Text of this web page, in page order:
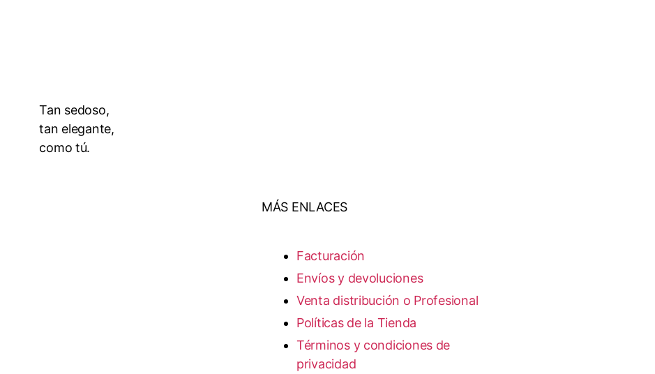
Tan sedoso,
tan elegante,
como tú.
MÁS ENLACES
Facturación
Envíos y devoluciones
Venta distribución o Profesional
Políticas de la Tienda
Términos y condiciones de
privacidad